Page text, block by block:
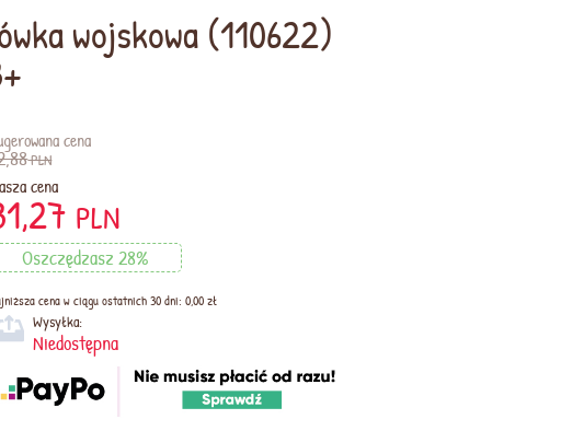
wojskowa (110622)
cena
PLN
cena
PLN
Oszczędzasz 28%
cena w ciągu ostatnich 30 dni: 0,00 zł
Wysyłka:
Niedostępna